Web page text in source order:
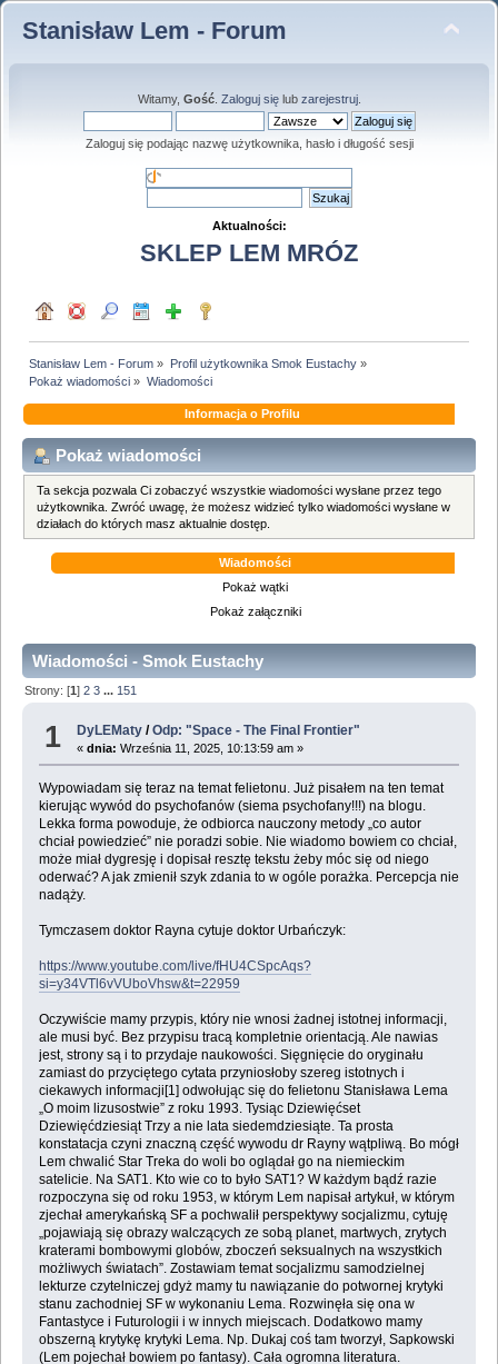
Stanisław Lem - Forum
Witamy, Gość. Zaloguj sięlub zarejestruj.
Zaloguj się podając nazwę użytkownika, hasło i długość sesji
Aktualności:
SKLEP LEM MRÓZ
Stanisław Lem - Forum » Profil użytkownika Smok Eustachy»
Pokaż wiadomości » Wiadomości
Informacja o Profilu
Pokaż wiadomości
Ta sekcja pozwala Ci zobaczyć wszystkie wiadomości wysłane przez tego
użytkownika. Zwróć uwagę, że możesz widzieć tylko wiadomości wysłane w
działach do których masz aktualnie dostęp.
Wiadomości
Pokaż wątki
Pokaż załączniki
Wiadomości - Smok Eustachy
Strony: [1]2 3 ... 151
1 DyLEMaty /Odp: "Space - The Final Frontier"
«dnia: Września 11, 2025, 10:13:59 am »
Wypowiadam się teraz na temat felietonu. Już pisałem na ten temat
kierując wywód do psychofanów (siema psychofany!!!) na blogu.
Lekka forma powoduje, że odbiorca nauczony metody „co autor
chciał powiedzieć” nie poradzi sobie. Nie wiadomo bowiem co chciał,
może miał dygresję i dopisał resztę tekstu żeby móc się od niego
oderwać? A jak zmienił szyk zdania to w ogóle porażka. Percepcja nie
nadąży.
Tymczasem doktor Rayna cytuje doktor Urbańczyk:
https://www.youtube.com/live/fHU4CSpcAqs?
si=y34VTl6vVUboVhsw&t=22959
Oczywiście mamy przypis, który nie wnosi żadnej istotnej informacji,
ale musi być. Bez przypisu tracą kompletnie orientacją. Ale nawias
jest, strony są i to przydaje naukowości. Sięgnięcie do oryginału
zamiast do przyciętego cytata przyniosłoby szereg istotnych i
ciekawych informacji[1] odwołując się do felietonu Stanisława Lema
„O moim lizusostwie” z roku 1993. Tysiąc Dziewięćset
Dziewięćdziesiąt Trzy a nie lata siedemdziesiąte. Ta prosta
konstatacja czyni znaczną część wywodu dr Rayny wątpliwą. Bo mógł
Lem chwalić Star Treka do woli bo oglądał go na niemieckim
satelicie. Na SAT1. Kto wie co to było SAT1? W każdym bądź razie
rozpoczyna się od roku 1953, w którym Lem napisał artykuł, w którym
zjechał amerykańską SF a pochwalił perspektywy socjalizmu, cytuję
„pojawiają się obrazy walczących ze sobą planet, martwych, zrytych
kraterami bombowymi globów, zboczeń seksualnych na wszystkich
możliwych światach”. Zostawiam temat socjalizmu samodzielnej
lekturze czytelniczej gdyż mamy tu nawiązanie do potwornej krytyki
stanu zachodniej SF w wykonaniu Lema. Rozwinęła się ona w
Fantastyce i Futurologii i w innych miejscach. Dodatkowo mamy
obszerną krytykę krytyki Lema. Np. Dukaj coś tam tworzył, Sapkowski
(Lem pojechał bowiem po fantasy). Cała ogromna literatura.